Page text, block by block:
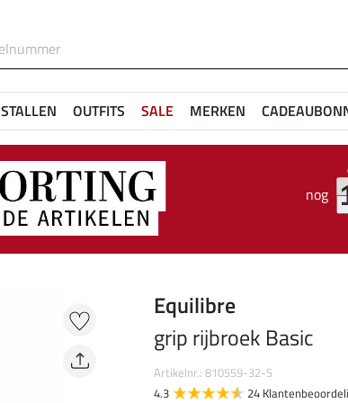
STALLEN OUTFITS SALE MERKEN
nog
Equilibre
grip rijbroek Basic
Artikelnr.: 810559-32-S
4.3
24